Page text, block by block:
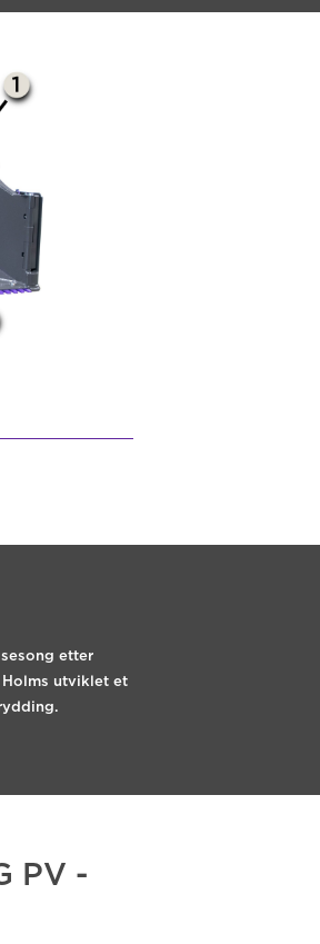
etter
utviklet et
PV -